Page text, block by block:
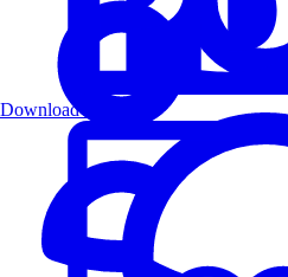
Download PDF